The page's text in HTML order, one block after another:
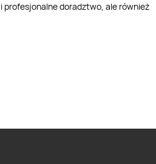
profesjonalne doradztwo, ale również